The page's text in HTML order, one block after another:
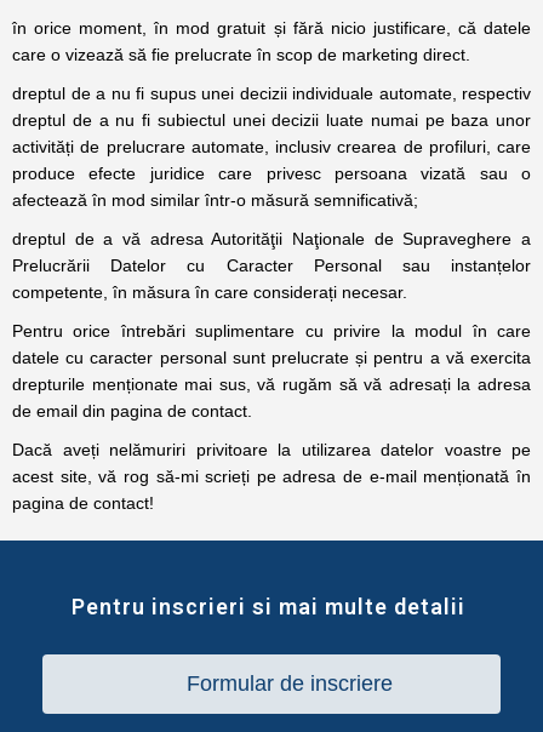
în orice moment, în mod gratuit și fără nicio justificare, că datele
care o vizează să fie prelucrate în scop de marketing direct.
dreptul de a nu fi supus unei decizii individuale automate, respectiv
dreptul de a nu fi subiectul unei decizii luate numai pe baza unor
activități de prelucrare automate, inclusiv crearea de profiluri, care
produce efecte juridice care privesc persoana vizată sau o
afectează în mod similar într-o măsură semnificativă;
dreptul de a vă adresa Autorităţii Naţionale de Supraveghere a
Prelucrării Datelor cu Caracter Personal sau instanțelor
competente, în măsura în care considerați necesar.
Pentru orice întrebări suplimentare cu privire la modul în care
datele cu caracter personal sunt prelucrate și pentru a vă exercita
drepturile menționate mai sus, vă rugăm să vă adresați la adresa
de email din pagina de contact.
Dacă aveți nelămuriri privitoare la utilizarea datelor voastre pe
acest site, vă rog să-mi scrieți pe adresa de e-mail menționată în
pagina de contact!
Pentru inscrieri si mai multe detalii
Formular de inscriere